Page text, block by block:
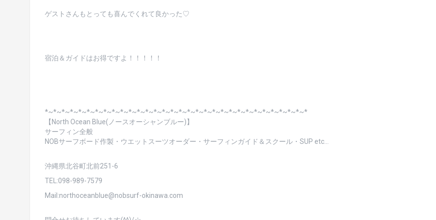
ゲストさんもとっても喜んでくれて良かった♡
宿泊＆ガイドはお得ですよ！！！！！
*~*~*~*~*~*~*~*~*~*~*~*~*~*~*~*~*~*~*~*~*~*~*~*~*~*~*~*~*~*~*~*
【North Ocean Blue(ノースオーシャンブルー)】
サーフィン全般
NOBサーフボード作製・ウエットスーツオーダー・サーフィンガイド＆スクール・SUP etc…
沖縄県北谷町北前251-6
TEL:098-989-7579
Mail:northoceanblue@nobsurf-okinawa.com